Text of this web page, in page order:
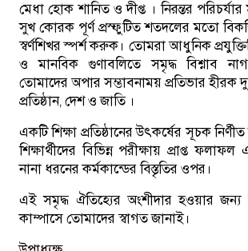
মেধা হোক শানিত ও দীপ্ত । নিরন্তর পরিচর্যার
সুখ কোরক পূর্ণ প্রস্ফুটিত শতদলের মতো
স্বর্ণশিখর স্পর্শ করুক। তােমরা আধুনিক
ও মানবিক গুণাবলিতে সমৃদ্ধ বিশ্নাব
তোমাদের অপার সম্ভাবনাময় প্রতিভার হীরক
প্রতিষ্ঠান, দেশ ও জাতি ।
একটি শিক্ষা প্রতিষ্ঠানের উৎকর্ষের সূচক
শিক্ষার্থীদের বিভিন্ন পরীক্ষায় প্রাপ্ত
নানা ধরনের কর্মকান্ডের বিস্তৃতির ওপর।
এই সমৃদ্ধ ঐতিহ্যের অংশীদার হওয়ার
কাম্পাসে তোমাদের স্বাগত জানাই।